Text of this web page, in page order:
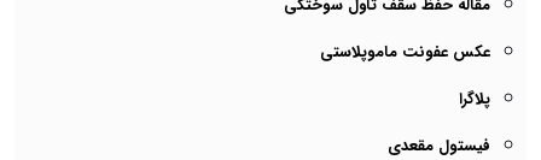
عکس عفونت ماموپلاستی
پلاگرا
فیستول مقعدی